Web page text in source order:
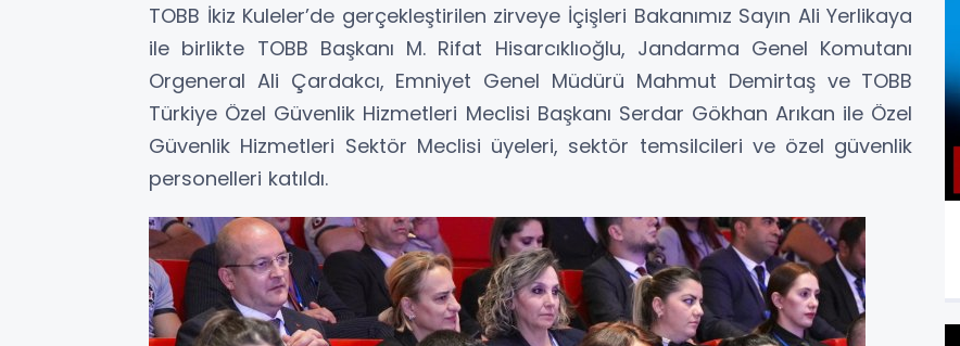
TOBB İkiz Kuleler’de gerçekleştirilen zirveye İçişleri Bakanımız Sayın Ali Yerlikaya
ile birlikte TOBB Başkanı M. Rifat Hisarcıklıoğlu, Jandarma Genel Komutanı
Orgeneral Ali Çardakcı, Emniyet Genel Müdürü Mahmut Demirtaş ve TOBB
Türkiye Özel Güvenlik Hizmetleri Meclisi Başkanı Serdar Gökhan Arıkan ile Özel
Güvenlik Hizmetleri Sektör Meclisi üyeleri, sektör temsilcileri ve özel güvenlik
personelleri katıldı.